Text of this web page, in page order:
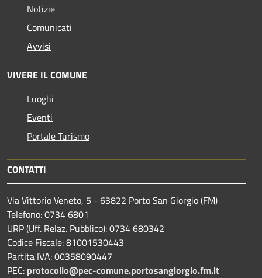
Notizie
Comunicati
Avvisi
VIVERE IL COMUNE
Luoghi
Eventi
Portale Turismo
CONTATTI
Via Vittorio Veneto, 5 - 63822 Porto San Giorgio (FM)
Telefono: 0734 6801
URP (Uff. Relaz. Pubblico): 0734 680342
Codice Fiscale: 81001530443
Partita IVA: 00358090447
PEC: protocollo@pec-comune.portosangiorgio.fm.it